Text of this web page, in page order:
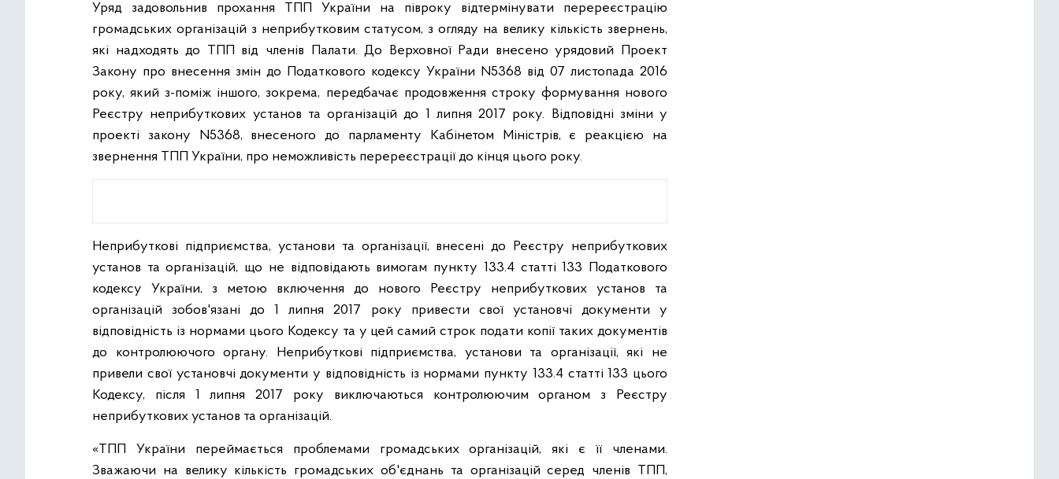
Уряд задовольнив прохання ТПП України на півроку відтермінувати перереєстрацію
громадських організацій з неприбутковим статусом, з огляду на велику кількість звернень,
які надходять до ТПП від членів Палати. До Верховної Ради внесено урядовий Проект
Закону про внесення змін до Податкового кодексу України N5368 від 07 листопада 2016
року, який з-поміж іншого, зокрема, передбачає продовження строку формування нового
Реєстру неприбуткових установ та організацій до 1 липня 2017 року. Відповідні зміни у
проекті закону N5368, внесеного до парламенту Кабінетом Міністрів, є реакцією на
звернення ТПП України, про неможливість перереєстрації до кінця цього року.
Неприбуткові підприємства, установи та організації, внесені до Реєстру неприбуткових
установ та організацій, що не відповідають вимогам пункту 133.4 статті 133 Податкового
кодексу України, з метою включення до нового Реєстру неприбуткових установ та
організацій зобов'язані до 1 липня 2017 року привести свої установчі документи у
відповідність із нормами цього Кодексу та у цей самий строк подати копії таких документів
до контролюючого органу. Неприбуткові підприємства, установи та організації, які не
привели свої установчі документи у відповідність із нормами пункту 133.4 статті 133 цього
Кодексу, після 1 липня 2017 року виключаються контролюючим органом з Реєстру
неприбуткових установ та організацій.
«ТПП України переймається проблемами громадських організацій, які є її членами.
Зважаючи на велику кількість громадських об'єднань та організацій серед членів ТПП,